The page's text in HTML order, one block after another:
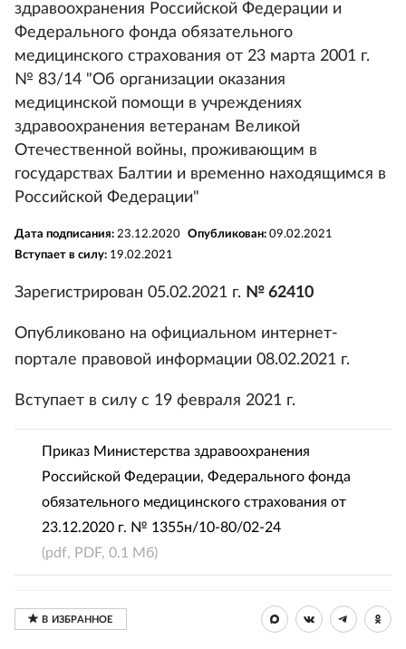
здравоохранения Российской Федерации и
Федерального фонда обязательного
медицинского страхования от 23 марта 2001 г.
№ 83/14 "Об организации оказания
медицинской помощи в учреждениях
здравоохранения ветеранам Великой
Отечественной войны, проживающим в
государствах Балтии и временно находящимся в
Российской Федерации"
Дата подписания: 23.12.2020 Опубликован: 09.02.2021
Вступает в силу: 19.02.2021
Зарегистрирован 05.02.2021 г. № 62410
Опубликовано на официальном интернет-
портале правовой информации 08.02.2021 г.
Вступает в силу с 19 февраля 2021 г.
Приказ Министерства здравоохранения
Российской Федерации, Федерального фонда
обязательного медицинского страхования от
23.12.2020 г. № 1355н/10-80/02-24
(pdf, PDF, 0.1 Мб)